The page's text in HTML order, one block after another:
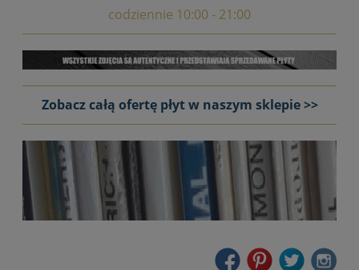
codziennie 10:00 - 21:00
Zobacz całą ofertę płyt w naszym sklepie >>